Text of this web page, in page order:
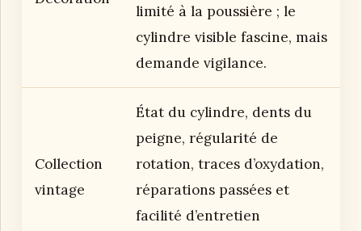
limité à la poussière ; le
cylindre visible fascine, mais
demande vigilance.
Collection
vintage
État du cylindre, dents du
peigne, régularité de
rotation, traces d’oxydation,
réparations passées et
facilité d’entretien